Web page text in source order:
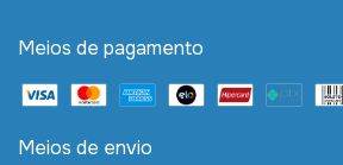
Meios de pagamento
Meios de envio